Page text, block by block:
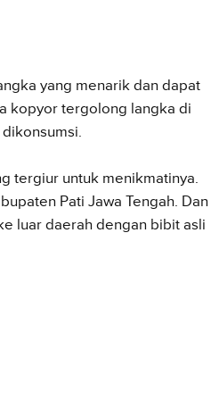
yang menarik dan dapat
kopyor tergolong langka di
tergiur untuk menikmatinya.
Pati Jawa Tengah. Dan
luar daerah dengan bibit asli